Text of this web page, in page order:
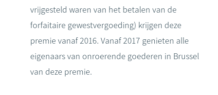
vrijgesteld waren van het betalen van de
forfaitaire gewestvergoeding) krijgen deze
premie vanaf 2016. Vanaf 2017 genieten alle
eigenaars van onroerende goederen in Brussel
van deze premie.